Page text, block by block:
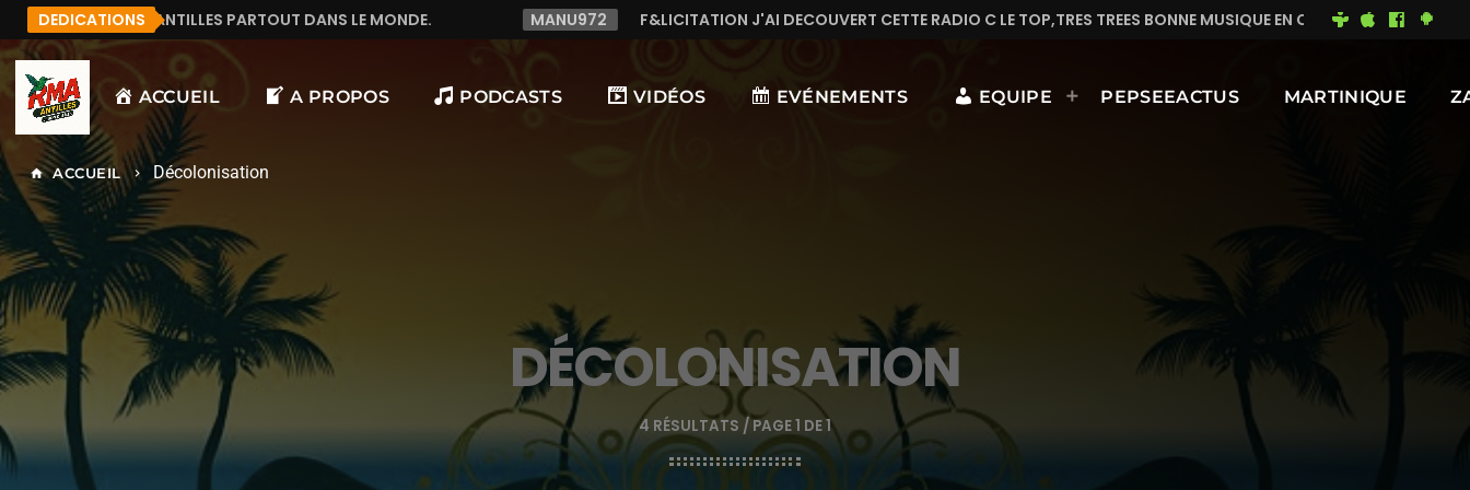
DEDICATIONS
PARTOUT DANS LE MONDE. MANU972 F&LICITATION J'AI DECOUVERT CETTE RADIO C LE TOP,TRES TREES BONNE MUSIQUE EN CONTINUE MIMI DU 93 BONNE
ACCUEIL A PROPOS PODCASTS VIDÉOS EVÉNEMENTS EQUIPE PEPSEEACTUS MARTINIQUE
home ACCUEIL keyboard_arrow_right Décolonisation
DÉCOLONISATION
4 RÉSULTATS / PAGE 1 DE 1